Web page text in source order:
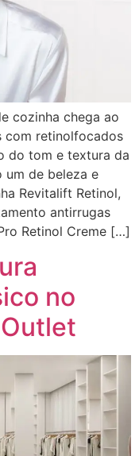
cozinha chega ao
com retinolfocados
do tom e textura da
um de beleza e
Revitalift Retinol,
antirrugas
Retinol Creme […]
no